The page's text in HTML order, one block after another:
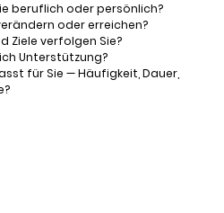
beruflich oder persönlich?
oder erreichen?
Ziele verfolgen Sie?
Unterstützung?
für Sie — Häufigkeit, Dauer,